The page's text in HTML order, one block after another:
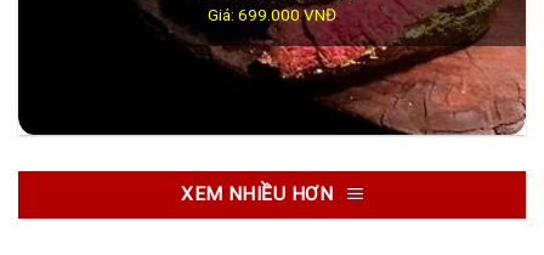
Giá: 699.000 VNĐ
XEM NHIỀU HƠN